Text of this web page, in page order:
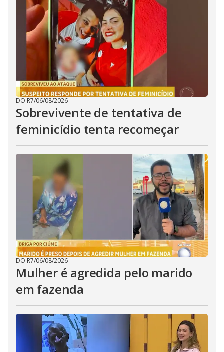
DO R7/06/08/2026
Sobrevivente de tentativa de
feminicídio tenta recomeçar
DO R7/06/08/2026
Mulher é agredida pelo marido
em fazenda